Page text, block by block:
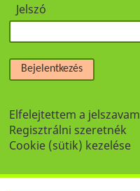
Jelszó
Bejelentkezés
Elfelejtettem a jelszavam
Regisztrálni szeretnék
Cookie (sütik) kezelése